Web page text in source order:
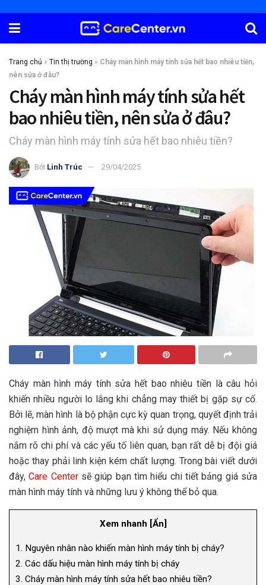
Trang chủ » Tin thị trường » Cháy màn hình máy tính sửa hết bao nhiêu tiền,
nên sửa ở đâu?
Cháy màn hình máy tính sửa hết
bao nhiêu tiền, nên sửa ở đâu?
Cháy màn hình máy tính sửa hết bao nhiêu tiền?
Bởi Linh Trúc 29/04/2025
Cháy màn hình máy tính sửa hết bao nhiêu tiền là câu hỏi
khiến nhiều người lo lắng khi chẳng may thiết bị gặp sự cố.
Bởi lẽ, màn hình là bộ phận cực kỳ quan trọng, quyết định trải
nghiệm hình ảnh, độ mượt mà khi sử dụng máy. Nếu không
nắm rõ chi phí và các yếu tố liên quan, bạn rất dễ bị đội giá
hoặc thay phải linh kiện kém chất lượng. Trong bài viết dưới
đây,Care Centersẽ giúp bạn tìm hiểu chi tiết bảng giá sửa
màn hình máy tính và những lưu ý không thể bỏ qua.
Xem nhanh [Ẩn]
1. Nguyên nhân nào khiến màn hình máy tính bị cháy?
2. Các dấu hiệu màn hình máy tính bị cháy
3. Cháy màn hình máy tính sửa hết bao nhiêu tiền?